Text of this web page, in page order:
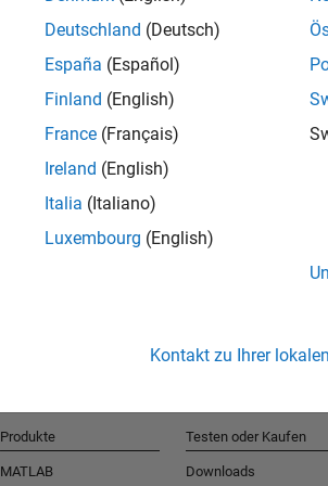
Deutschland (Deutsch)
España (Español)
Finland (English)
France (Français)
Ireland (English)
Italia (Italiano)
Luxembourg (English)
Kontakt zu Ihrer
Produkte
MATLAB
Testen oder Kaufen
Downloads